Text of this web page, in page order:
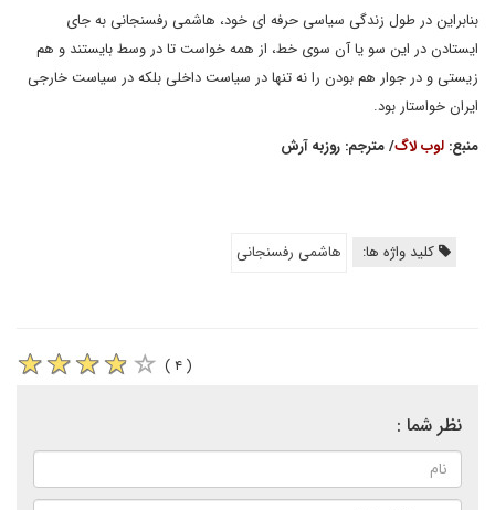
بنابراین در طول زندگی سیاسی حرفه ای خود، هاشمی رفسنجانی به جای
ایستادن در این سو یا آن سوی خط، از همه خواست تا در وسط بایستند و هم
زیستی و در جوار هم بودن را نه تنها در سیاست داخلی بلکه در سیاست خارجی
ایران خواستار بود.
منبع: لوب لاگ/ مترجم: روزبه آرش
کلید واژه ها: هاشمی رفسنجانی
( ۴ )
نظر شما :